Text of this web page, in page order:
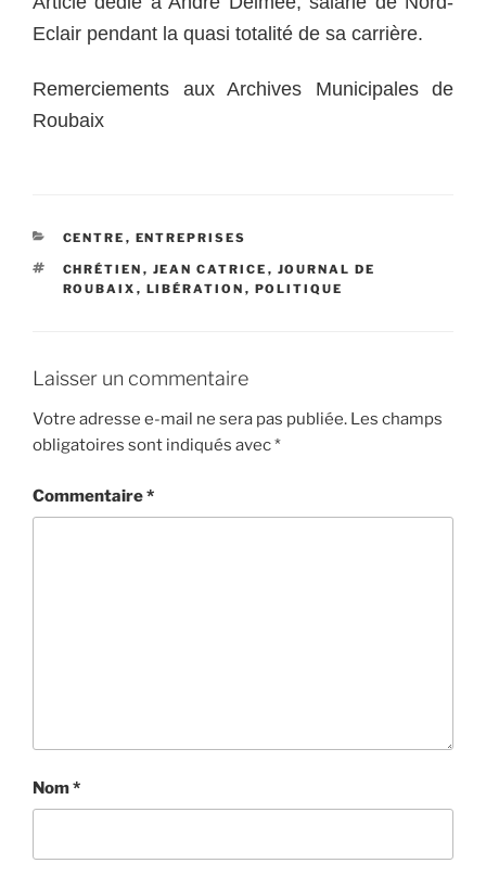
Eclair pendant la quasi totalité de sa carrière.
Remerciements aux Archives Municipales de
Roubaix
CATÉGORIES
CENTRE , ENTREPRISES
ÉTIQUETTES
CHRÉTIEN , JEAN CATRICE , JOURNAL DE
ROUBAIX , LIBÉRATION , POLITIQUE
Laisser un commentaire
Votre adresse e-mail ne sera pas publiée. Les champs
obligatoires sont indiqués avec*
Commentaire*
Nom*